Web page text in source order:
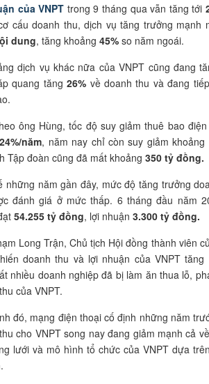
của VNPT trong 9 tháng qua vẫn tăng tới
cấu doanh thu, dịch vụ tăng trưởng mạnh
dung, tăng khoảng 45%so năm ngoái.
dịch vụ khác nữa của VNPT cũng đang
quang tăng26% về doanh thu và đang
ông Hùng, tốc độ suy giảm thuê bao
24%/năm, năm nay chỉ còn suy giảm khoảng
Tập đoàn cũng đã mất khoảng 350 tỷ đồng.
những năm gần đây, mức độ tăng trưởng
đánh giá ở mức thấp. 6 tháng đầu năm
54.255 tỷ đồng, lợi nhuận 3.300 tỷ đồng.
Long Trận, Chủ tịch Hội đồng thành viên
doanh thu và lợi nhuận của VNPT
nhiều doanh nghiệp đã bị làm ăn thua lỗ,
của VNPT.
đó, mạng điện thoại cố định những năm
cho VNPT song nay đang giảm mạnh cả
lưới và mô hình tổ chức của VNPT dựa